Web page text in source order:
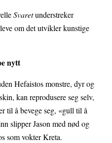
Svaretunderstreker
om det utvikler kunstige
nytt
Hefaistos monstre, dyr og
kan reprodusere seg selv,
til å bevege seg, «gull til å
slipper Jason med nød og
som vokter Kreta.